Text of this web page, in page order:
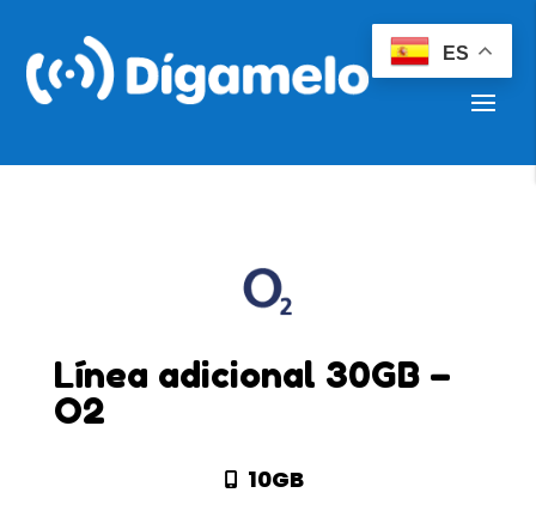
Línea adicional 30GB –
O2
10GB
ES